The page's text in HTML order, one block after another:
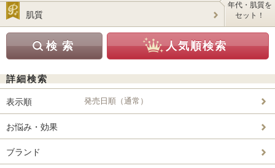
肌質
年代・肌質を
セット！
詳細検索
表示順 発売日順（通常）
お悩み・効果
ブランド